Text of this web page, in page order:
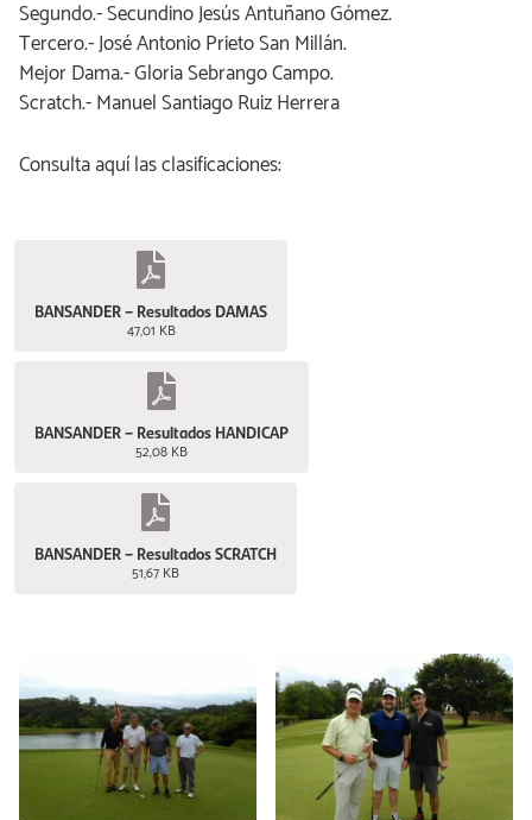
Segundo.- Secundino Jesús Antuñano Gómez.
Tercero.- José Antonio Prieto San Millán.
Mejor Dama.- Gloria Sebrango Campo.
Scratch.- Manuel Santiago Ruiz Herrera
Consulta aquí las clasificaciones:
BANSANDER – Resultados DAMAS
47,01 KB
BANSANDER – Resultados HANDICAP
52,08 KB
BANSANDER – Resultados SCRATCH
51,67 KB